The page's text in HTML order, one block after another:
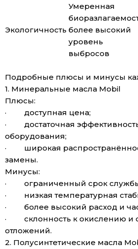
Экологичность
Умеренная
более высокий
уровень
выбросов
Подробные плюсы и минусы
1. Минеральные масла Mobil
Плюсы:
· доступная цена;
· достаточная эффективность
оборудования;
· широкая
замены.
Минусы:
· ограниченный срок
· низкая температурная
· более высокий расход и
· склонность к окислению и
отложений.
2. Полусинтетические масла